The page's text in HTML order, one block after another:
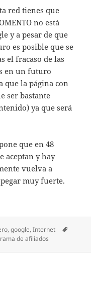
red tienes que
no está
y a pesar de que
es posible que se
el fracaso de las
en un futuro
que la página con
ser bastante
ya que será
que en 48
aceptan y hay
vuelva a
muy fuerte.
,google,Internet
de afiliados